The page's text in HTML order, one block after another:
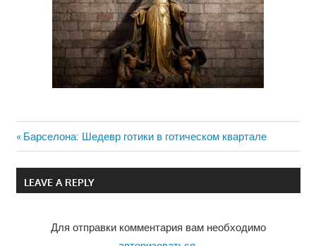
Навигация
по
Previous
Post:
Барселона: Шедевр готики в готическом квартале
LEAVE A REPLY
Для отправки комментария вам необходимо